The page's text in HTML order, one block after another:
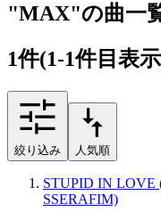
"MAX"の曲一
1件(1-1件目表
絞り込み 人気順
STUPID IN LOVE
SSERAFIM)